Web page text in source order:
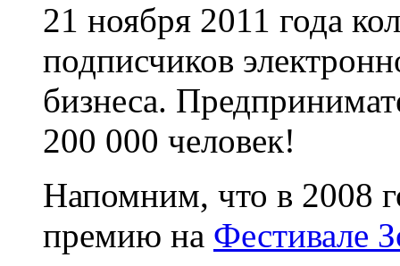
21 ноября 2011 года
подписчиков
бизнеса.
200 000 человек!
Напомним, что в 2008
премию на Фестивале